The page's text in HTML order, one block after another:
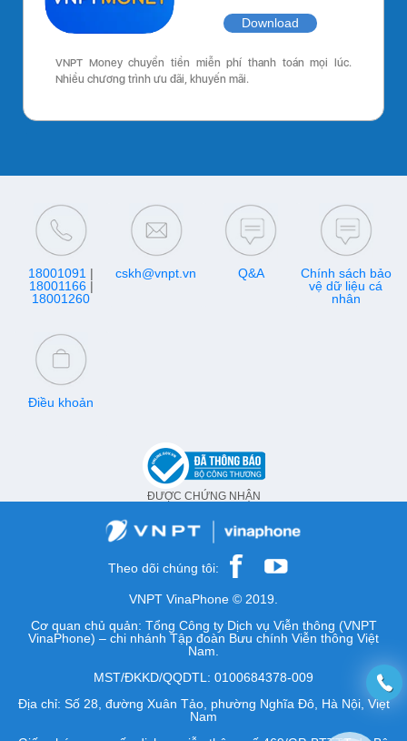
Download
VNPT Money chuyển tiền miễn phí thanh toán mọi lúc.
Nhiều chương trình ưu đãi, khuyến mãi.
18001091 |
18001166|
18001260
cskh@vnpt.vn Q&A
Chính sách bảo
vệ dữ liệu cá
nhân
Điều khoản
ĐƯỢC CHỨNG NHẬN
Theo dõi chúng tôi:
VNPT VinaPhone © 2019.
Cơ quan chủ quản: Tổng Công ty Dịch vụ Viễn thông (VNPT
VinaPhone) – chi nhánh Tập đoàn Bưu chính Viễn thông Việt
Nam.
MST/ĐKKD/QQDTL: 0100684378-009
Địa chỉ: Số 28, đường Xuân Tảo, phường Nghĩa Đô, Hà Nội, Việt
Nam